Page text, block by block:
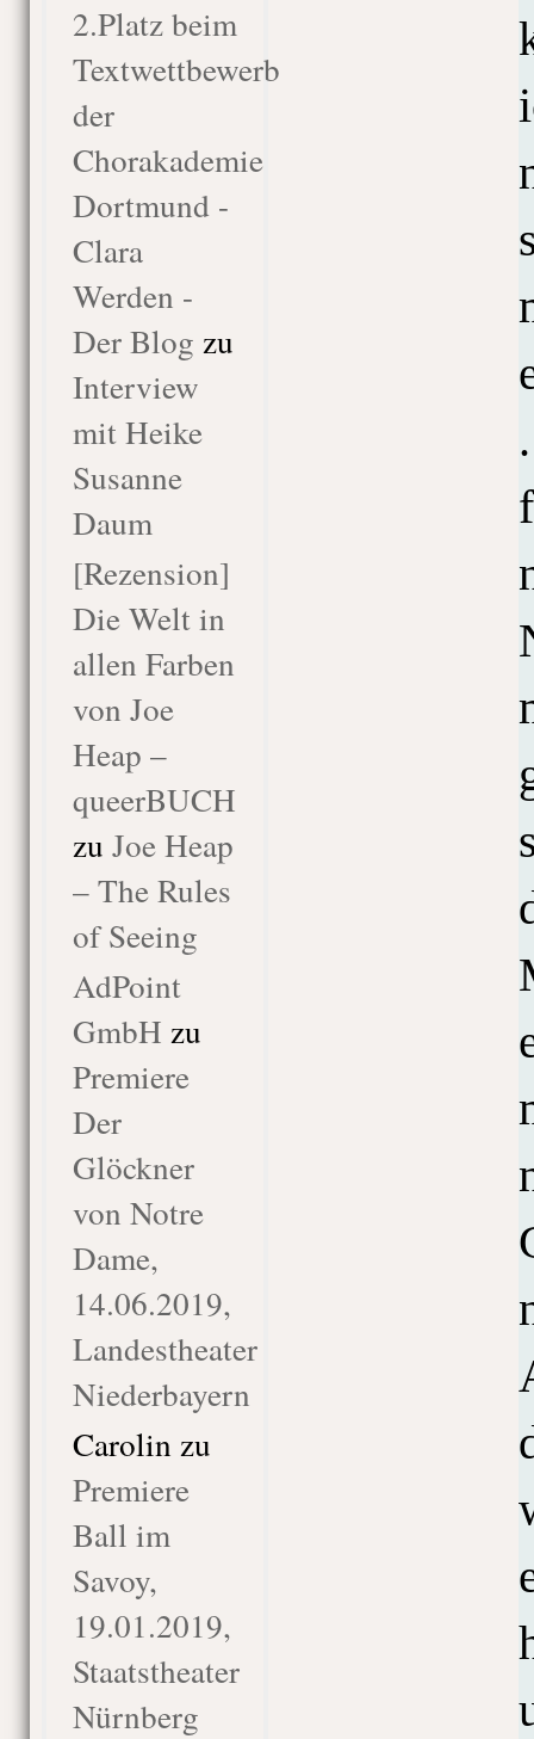
2.Platz beim
Textwettbewerb
der
Chorakademie
Dortmund -
Clara
Werden -
Der Blog zu
Interview
mit Heike
Susanne
Daum
[Rezension]
Die Welt in
allen Farben
von Joe
Heap –
queerBUCH
zu Joe Heap
– The Rules
of Seeing
AdPoint
GmbH zu
Premiere
Der
Glöckner
von Notre
Dame,
14.06.2019,
Landestheater
Niederbayern
Carolin zu
Premiere
Ball im
Savoy,
19.01.2019,
Staatstheater
Nürnberg